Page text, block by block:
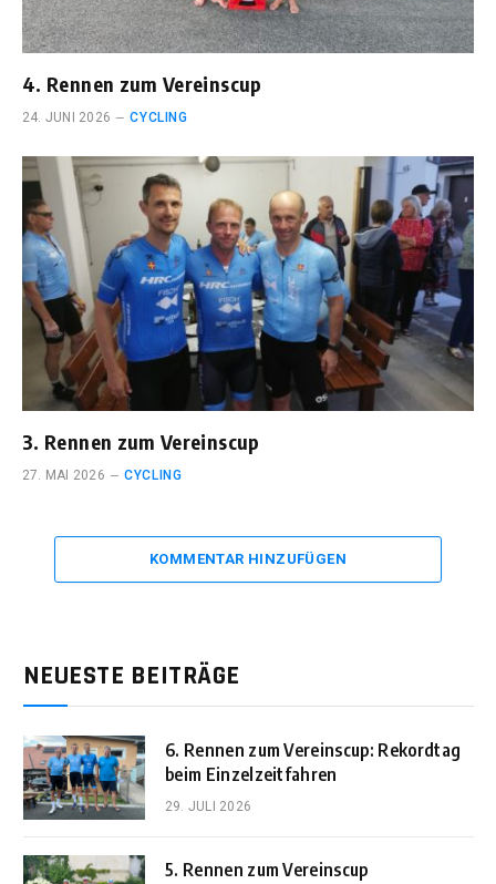
4. Rennen zum Vereinscup
24. JUNI 2026 CYCLING
3. Rennen zum Vereinscup
27. MAI 2026 CYCLING
KOMMENTAR HINZUFÜGEN
NEUESTE BEITRÄGE
6. Rennen zum Vereinscup: Rekordtag
beim Einzelzeitfahren
29. JULI 2026
5. Rennen zum Vereinscup